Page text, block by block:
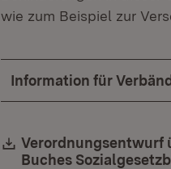
wie zum Beispiel zur
Information für
Download:
Verordnungsentwurf
Buches